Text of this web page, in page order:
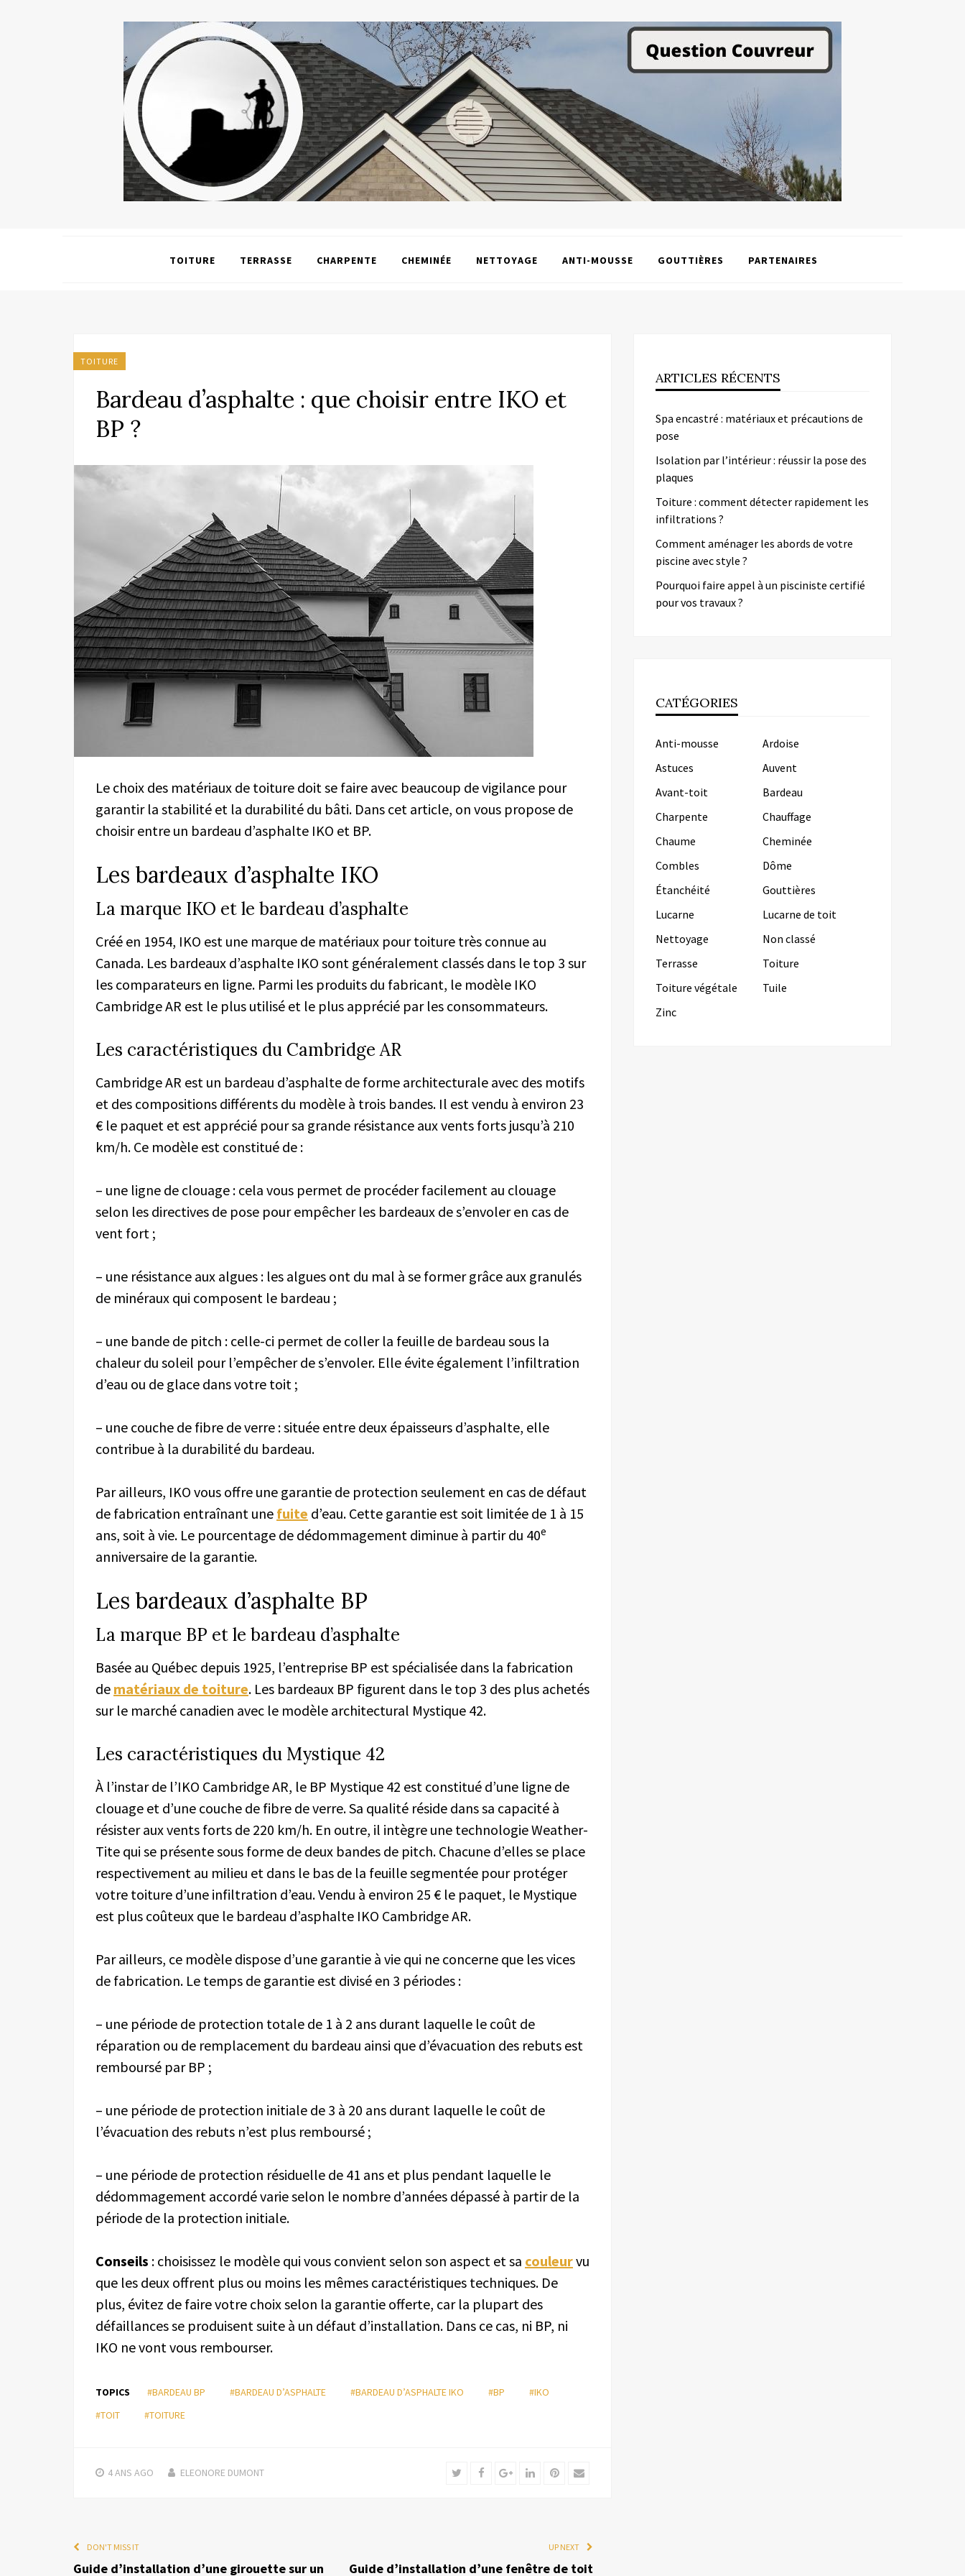
TOITURE TERRASSE CHARPENTE CHEMINÉE NETTOYAGE ANTI-MOUSSE GOUTTIÈRES PARTENAIRES
TOITURE
Bardeau d’asphalte : que choisir entre IKO et
BP ?
Le choix des matériaux de toiture doit se faire avec beaucoup de vigilance pour
garantir la stabilité et la durabilité du bâti. Dans cet article, on vous propose de
choisir entre un bardeau d’asphalte IKO et BP.
Les bardeaux d’asphalte IKO
La marque IKO et le bardeau d’asphalte
Créé en 1954, IKO est une marque de matériaux pour toiture très connue au
Canada. Les bardeaux d’asphalte IKO sont généralement classés dans le top 3 sur
les comparateurs en ligne. Parmi les produits du fabricant, le modèle IKO
Cambridge AR est le plus utilisé et le plus apprécié par les consommateurs.
Les caractéristiques du Cambridge AR
Cambridge AR est un bardeau d’asphalte de forme architecturale avec des motifs
et des compositions différents du modèle à trois bandes. Il est vendu à environ 23
€ le paquet et est apprécié pour sa grande résistance aux vents forts jusqu’à 210
km/h. Ce modèle est constitué de :
– une ligne de clouage : cela vous permet de procéder facilement au clouage
selon les directives de pose pour empêcher les bardeaux de s’envoler en cas de
vent fort ;
– une résistance aux algues : les algues ont du mal à se former grâce aux granulés
de minéraux qui composent le bardeau ;
– une bande de pitch : celle-ci permet de coller la feuille de bardeau sous la
chaleur du soleil pour l’empêcher de s’envoler. Elle évite également l’infiltration
d’eau ou de glace dans votre toit ;
– une couche de fibre de verre : située entre deux épaisseurs d’asphalte, elle
contribue à la durabilité du bardeau.
Par ailleurs, IKO vous offre une garantie de protection seulement en cas de défaut
de fabrication entraînant une fuite d’eau. Cette garantie est soit limitée de 1 à 15
ans, soit à vie. Le pourcentage de dédommagement diminue à partir du 40e
anniversaire de la garantie.
Les bardeaux d’asphalte BP
La marque BP et le bardeau d’asphalte
Basée au Québec depuis 1925, l’entreprise BP est spécialisée dans la fabrication
de matériaux de toiture. Les bardeaux BP figurent dans le top 3 des plus achetés
sur le marché canadien avec le modèle architectural Mystique 42.
Les caractéristiques du Mystique 42
À l’instar de l’IKO Cambridge AR, le BP Mystique 42 est constitué d’une ligne de
clouage et d’une couche de fibre de verre. Sa qualité réside dans sa capacité à
résister aux vents forts de 220 km/h. En outre, il intègre une technologie Weather-
Tite qui se présente sous forme de deux bandes de pitch. Chacune d’elles se place
respectivement au milieu et dans le bas de la feuille segmentée pour protéger
votre toiture d’une infiltration d’eau. Vendu à environ 25 € le paquet, le Mystique
est plus coûteux que le bardeau d’asphalte IKO Cambridge AR.
Par ailleurs, ce modèle dispose d’une garantie à vie qui ne concerne que les vices
de fabrication. Le temps de garantie est divisé en 3 périodes :
– une période de protection totale de 1 à 2 ans durant laquelle le coût de
réparation ou de remplacement du bardeau ainsi que d’évacuation des rebuts est
remboursé par BP ;
– une période de protection initiale de 3 à 20 ans durant laquelle le coût de
l’évacuation des rebuts n’est plus remboursé ;
– une période de protection résiduelle de 41 ans et plus pendant laquelle le
dédommagement accordé varie selon le nombre d’années dépassé à partir de la
période de la protection initiale.
Conseils : choisissez le modèle qui vous convient selon son aspect et sa couleurvu
que les deux offrent plus ou moins les mêmes caractéristiques techniques. De
plus, évitez de faire votre choix selon la garantie offerte, car la plupart des
défaillances se produisent suite à un défaut d’installation. Dans ce cas, ni BP, ni
IKO ne vont vous rembourser.
TOPICS #BARDEAU BP #BARDEAU D’ASPHALTE #BARDEAU D’ASPHALTE IKO #BP
#IKO
#TOIT
#TOITURE
4 ANS AGO ELEONORE DUMONT TwitterFacebookGoogle+LinkedInPinterest
Email
DON'T MISS IT
Guide d’installation d’une girouette sur un
UP NEXT
Guide d’installation d’une fenêtre de toit
ARTICLES RÉCENTS
Spa encastré : matériaux et précautions de
pose
Isolation par l’intérieur : réussir la pose des
plaques
Toiture : comment détecter rapidement les
infiltrations ?
Comment aménager les abords de votre
piscine avec style ?
Pourquoi faire appel à un pisciniste certifié
pour vos travaux ?
CATÉGORIES
Anti-mousse
Ardoise
Astuces
Auvent
Avant-toit
Bardeau
Charpente
Chauffage
Chaume
Cheminée
Combles
Dôme
Étanchéité
Gouttières
Lucarne
Lucarne de toit
Nettoyage
Non classé
Terrasse
Toiture
Toiture végétale
Tuile
Zinc